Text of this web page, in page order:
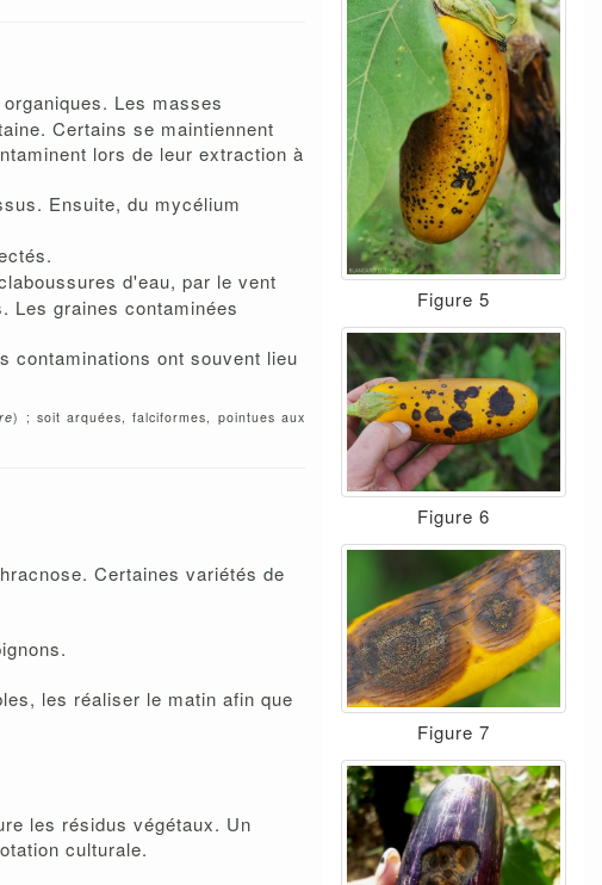
Les masses
Certains se maintiennent
lors de leur extraction à
Ensuite, du mycélium
d'eau, par le vent
Les graines contaminées
contaminations ont souvent lieu
) ; soit arquées, falciformes, pointues aux
Certaines variétés de
les réaliser le matin afin que
les résidus végétaux. Un
culturale.
Figure 5
Figure 6
Figure 7